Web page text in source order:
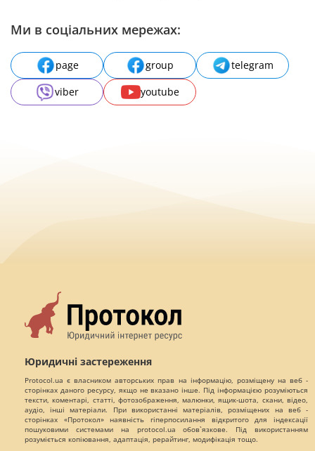
Ми в соціальних мережах:
page group
telegram
viber
youtube
Юридичні застереження
Protocol.ua є власником авторських прав на інформацію, розміщену на веб -
сторінках даного ресурсу, якщо не вказано інше. Під інформацією розуміються
тексти, коментарі, статті, фотозображення, малюнки, ящик-шота, скани, відео,
аудіо, інші матеріали. При використанні матеріалів, розміщених на веб -
сторінках «Протокол» наявність гіперпосилання відкритого для індексації
пошуковими системами на protocol.ua обов`язкове. Під використанням
розуміється копіювання, адаптація, рерайтинг, модифікація тощо.